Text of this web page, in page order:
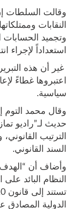
وقالت السلطات
النقابات
وتجميد الحسابات
استعداداً لإجراء
غير أن هذه
اعتبروها غطاءً
سياسية.
وقال محمد التوم
حديث لـ”راديو
الترتيب
السند القانوني.
وأضاف أن
النظام البائد
الدولية المصادق